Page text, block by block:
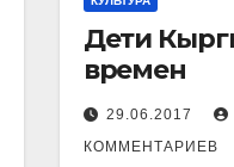
Дети
времен
29.06.2017
КОММЕНТАРИЕВ